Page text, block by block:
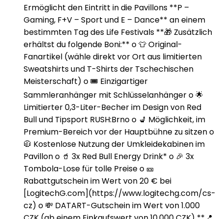
Ermöglicht den Eintritt in die Pavillons **P –
Gaming, F+V – Sport und E – Dance** an einem
bestimmten Tag des Life Festivals **🎁 Zusätzlich
erhältst du folgende Boni:** o 👕 Original-
Fanartikel (wähle direkt vor Ort aus limitierten
Sweatshirts und T-Shirts der Tschechischen
Meisterschaft) o 🎟️ Einzigartiger
Sammleranhänger mit Schlüsselanhänger o 🌟
Limitierter 0,3-Liter-Becher im Design von Red
Bull und Tipsport RUSH:Brno o 💺 Möglichkeit, im
Premium-Bereich vor der Hauptbühne zu sitzen o
🧥 Kostenlose Nutzung der Umkleidekabinen im
Pavillon o 🥤 3x Red Bull Energy Drink* o 🎉 3x
Tombola-Lose für tolle Preise o 🎫
Rabattgutschein im Wert von 20 € bei
[LogitechG.com](https://www.logitechg.com/cs-
cz) o 💸 DATART-Gutschein im Wert von 1.000